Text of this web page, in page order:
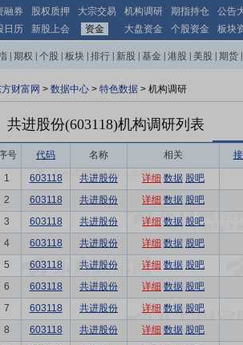
融券 股权质押 大宗交易 机构调研 期指持仓
公告
日历 新股上会 资金 大盘资金 个股资金 板块
期权 个股 板块 排行 新股 基金 港股 美股 期货
方财富网 > 数据中心 > 特色数据 > 机构调研
共进股份(603118)机构调研列表
号 代码 名称 相关
1 603118 共进股份 详细 数据 股吧
2
603118 共进股份 详细 数据 股吧
3
603118 共进股份 详细 数据 股吧
4
603118 共进股份 详细 数据 股吧
5
603118 共进股份 详细 数据 股吧
6
603118 共进股份 详细 数据 股吧
7
603118 共进股份 详细 数据 股吧
8
603118 共进股份 详细 数据 股吧